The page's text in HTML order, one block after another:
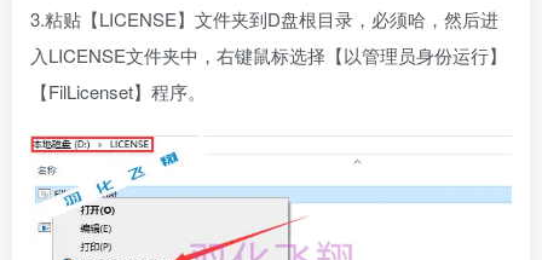
3.粘贴【LICENSE】文件夹到D盘根目录，必须哈，然后进
入LICENSE文件夹中，右键鼠标选择【以管理员身份运行】
【FilLicenset】程序。